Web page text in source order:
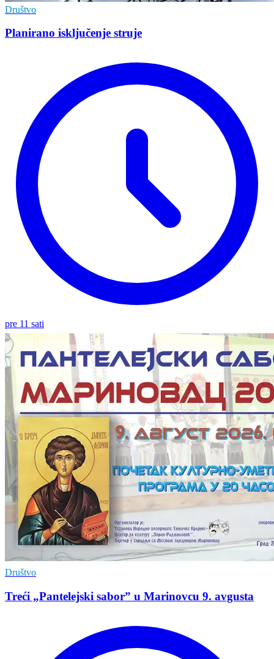
Društvo
Planirano isključenje struje
pre 11 sati
Društvo
Treći „Pantelejski sabor” u Marinovcu 9. avgusta